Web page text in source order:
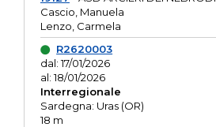
Cascio, Manuela
Lenzo, Carmela
R2620003
dal: 17/01/2026
al: 18/01/2026
Interregionale
Sardegna: Uras (OR)
18 m